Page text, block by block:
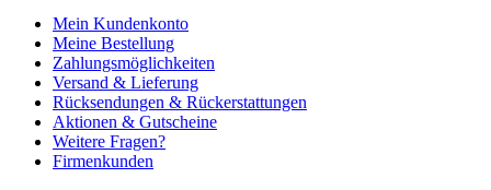
Mein Kundenkonto
Meine Bestellung
Zahlungsmöglichkeiten
Versand & Lieferung
Rücksendungen & Rückerstattungen
Aktionen & Gutscheine
Weitere Fragen?
Firmenkunden